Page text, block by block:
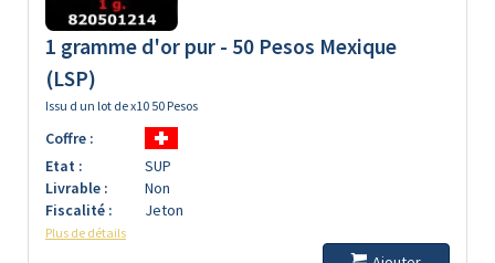
1 gramme d'or pur - 50 Pesos Mexique
(LSP)
Issu d un lot de x10 50 Pesos
Coffre :
Etat :
SUP
Livrable :
Non
Fiscalité :
Jeton
Plus de détails